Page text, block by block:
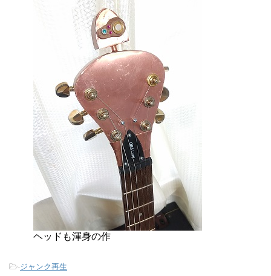
ヘッドも渾身の作
-ジャンク再生